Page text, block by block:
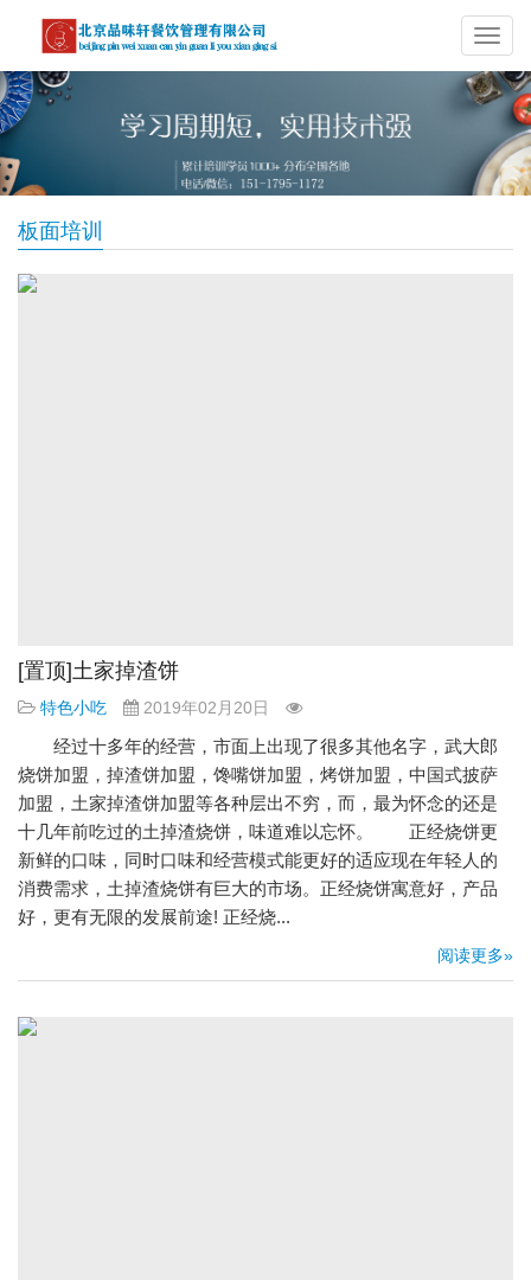
导
板面培训
[置顶]土家掉渣饼
特色小吃 2019年02月20日
经过十多年的经营，市面上出现了很多其他名字，武大郎
烧饼加盟，掉渣饼加盟，馋嘴饼加盟，烤饼加盟，中国式披萨
加盟，土家掉渣饼加盟等各种层出不穷，而，最为怀念的还是
十几年前吃过的土掉渣烧饼，味道难以忘怀。 正经烧饼更
新鲜的口味，同时口味和经营模式能更好的适应现在年轻人的
消费需求，土掉渣烧饼有巨大的市场。正经烧饼寓意好，产品
好，更有无限的发展前途! 正经烧...
阅读更多»